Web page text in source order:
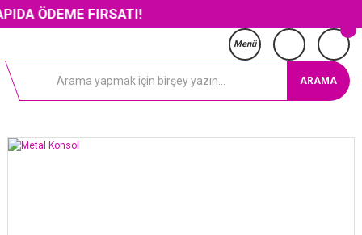
FIRSATI!
Menü
ARAMA